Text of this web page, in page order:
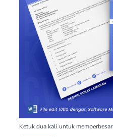
Ketuk dua kali untuk memperbesar